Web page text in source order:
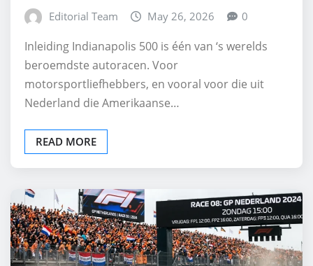
Editorial Team May 26, 2026 0
Inleiding Indianapolis 500 is één van ‘s werelds
beroemdste autoracen. Voor
motorsportliefhebbers, en vooral voor die uit
Nederland die Amerikaanse…
READ MORE